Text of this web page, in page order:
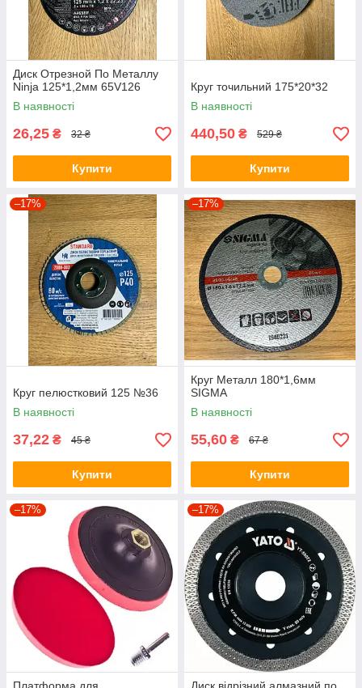
Диск Отрезной По Металлу
Ninja 125*1,2мм 65V126
В наявності
26,25 ₴ 32 ₴
Купити
Круг точильний 175*20*32
В наявності
440,50 ₴ 529 ₴
Купити
–17%
Круг пелюстковий 125 №36
В наявності
37,22 ₴ 45 ₴
Купити
–17%
Круг Металл 180*1,6мм
SIGMA
В наявності
55,60 ₴ 67 ₴
Купити
–17% –17%